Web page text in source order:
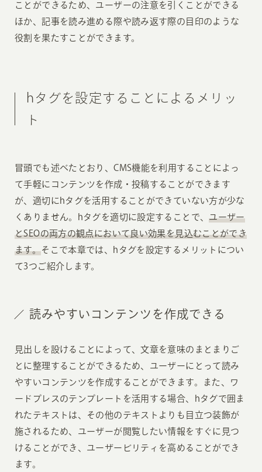
ことができるため、ユーザーの注意を引くことができる
ほか、記事を読み進める際や読み返す際の目印のような
役割を果たすことができます。
hタグを設定することによるメリッ
ト
冒頭でも述べたとおり、CMS機能を利用することによっ
て手軽にコンテンツを作成・投稿することができます
が、適切にhタグを活用することができていない方が少な
くありません。hタグを適切に設定することで、ユーザー
とSEOの両方の観点において良い効果を見込むことができ
ます。そこで本章では、hタグを設定するメリットについ
て3つご紹介します。
読みやすいコンテンツを作成できる
見出しを設けることによって、文章を意味のまとまりご
とに整理することができるため、ユーザーにとって読み
やすいコンテンツを作成することができます。また、ワ
ードプレスのテンプレートを活用する場合、hタグで囲ま
れたテキストは、その他のテキストよりも目立つ装飾が
施されるため、ユーザーが閲覧したい情報をすぐに見つ
けることができ、ユーザービリティを高めることができ
ます。